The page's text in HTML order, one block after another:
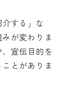
する」な
が変わりま
宣伝目的を
とがありま